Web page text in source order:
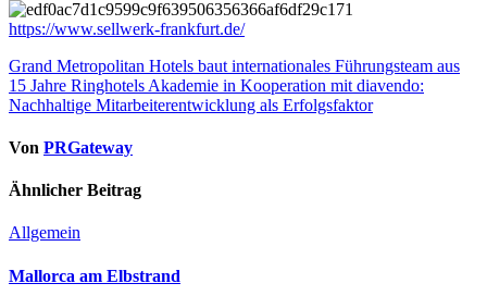
https://www.sellwerk-frankfurt.de/
Beitragsnavigation
Grand Metropolitan Hotels baut internationales Führungsteam aus
15 Jahre Ringhotels Akademie in Kooperation mit diavendo:
Nachhaltige Mitarbeiterentwicklung als Erfolgsfaktor
Von PRGateway
Ähnlicher Beitrag
Allgemein
Mallorca am Elbstrand